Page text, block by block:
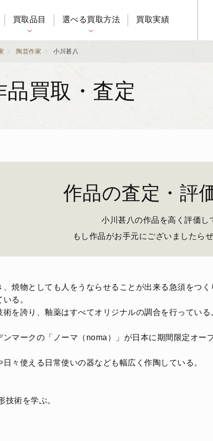
買取品目 選べる買取方法 買取実績
陶芸作家 小川甚八
買取・査定
作品の査定・評
小川甚八の作品を高く評価し
もし作品がお手元にございましたら
焼物としても人をうならせることが出来る急須をつく
る。
を誇り、釉薬はすべてオリジナルの調合を行っている
マークの「ノーマ（noma）」が日本に期間限定オー
々使える日常使いの器なども幅広く作陶している。
技術を学ぶ。